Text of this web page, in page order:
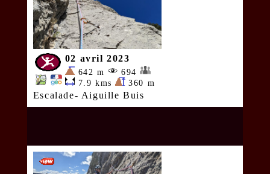
02 avril 2023
642 m
694
7.9 kms
360 m
Escalade- Aiguille Buis